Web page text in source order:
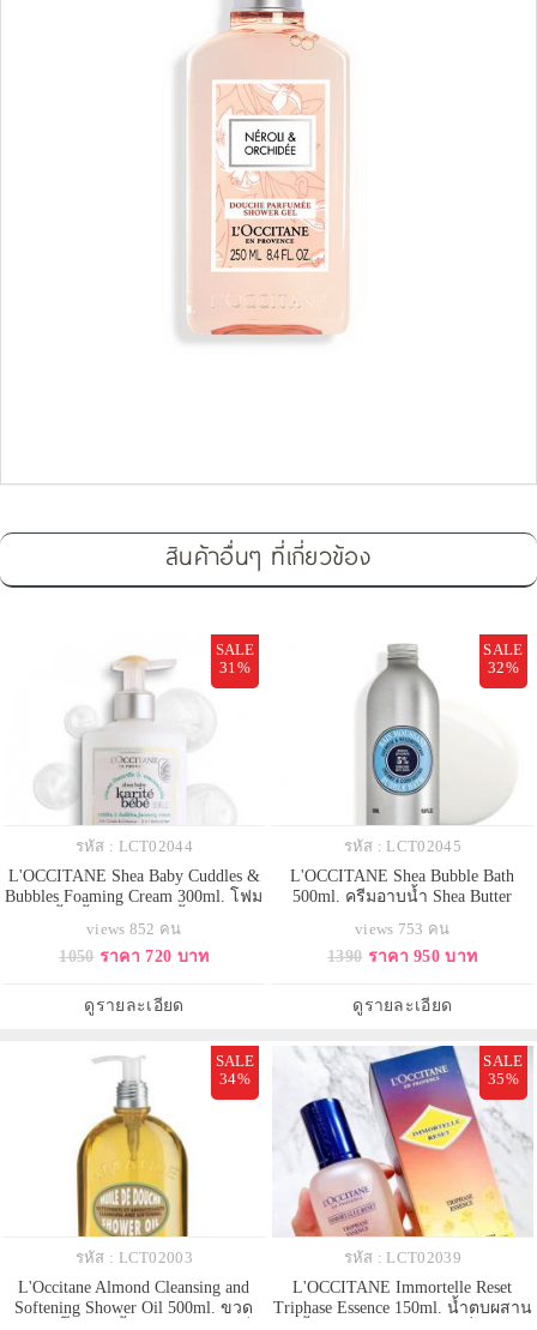
สินค้าอื่นๆ ที่เกี่ยวข้อง
SALE
31%
รหัส : LCT02044
L'OCCITANE Shea Baby Cuddles &
Bubbles Foaming Cream 300ml. โฟม
กลายเป็นฟองโฟมหนานุ่มที่อ่อนโยน
ต่อผิวหนัง เส้นผม และหนังศีรษะ
มีส่วนผสมของสารสกัดจาก
ธรรมชาติ ได้แก่ เชีย บัตเตอร์ และ
views 852 คน
1050 ราคา 720 บาท
ดูรายละเอียด
SALE
32%
รหัส : LCT02045
L'OCCITANE Shea Bubble Bath
500ml. ครีมอาบน้ำ Shea Butter
เชีย บัตเตอร์ 5% Shea Extract ช่วย
มอบความชุ่มชื้นแก่ผิว และปกป้อง
หวานของครีมอาบน้ำจะแปรเปลี่ยน
เป็นโฟมหนานุ่มเมื่อสัมผัสกับน้ำ ช
views 753 คน
1390 ราคา 950 บาท
ดูรายละเอียด
SALE
34%
รหัส : LCT02003
L'Occitane Almond Cleansing and
Softening Shower Oil 500ml. ขวด
SALE
35%
รหัส : LCT02039
L'OCCITANE Immortelle Reset
Triphase Essence 150ml. น้ำตบผสาน